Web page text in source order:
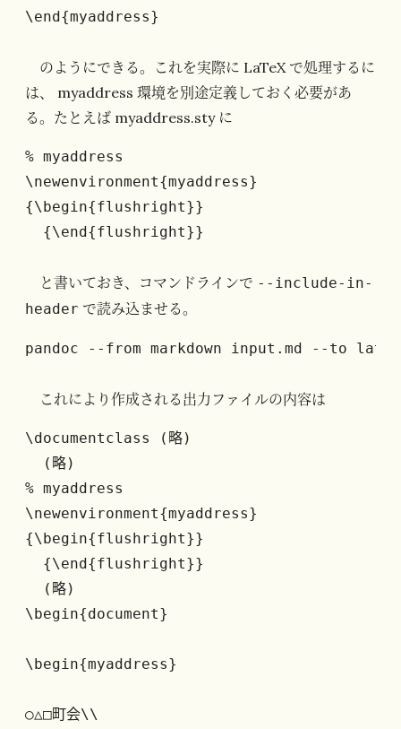
\end{myaddress}
のようにできる。これを実際に LaTeX で処理するに
は、 myaddress 環境を別途定義しておく必要があ
る。たとえば myaddress.sty に
% myaddress
\newenvironment{myaddress}
{\begin{flushright}}
  {\end{flushright}}
と書いておき、コマンドラインで --include-in-
header で読み込ませる。
pandoc --from markdown input.md --to
これにより作成される出力ファイルの内容は
\documentclass (略)
  (略)
% myaddress
\newenvironment{myaddress}
{\begin{flushright}}
  {\end{flushright}}
  (略)
\begin{document}
\begin{myaddress}
○△□町会\\